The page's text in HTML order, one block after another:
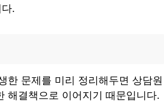
.
한 문제를 미리 정리해두면 상담원
해결책으로 이어지기 때문입니다.